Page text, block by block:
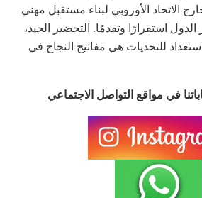
الاتحاد الأوروبي لبناء مستقبل مهني
استقرارًا وتقدمًا. التحضير الجيد،
للتحديات هي مفاتيح النجاح في
في مواقع التواصل الاجتماعي